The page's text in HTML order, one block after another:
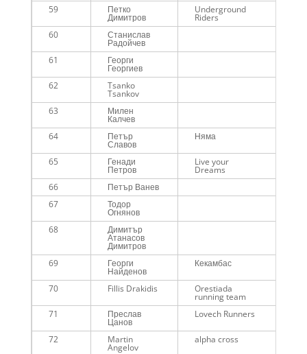
59 Петко
Димитров
Underground
Riders
60 Станислав
Радойчев
61 Георги
Георгиев
62 Tsanko
Tsankov
63
Милен
Калчев
64
Петър
Славов
Няма
65 Генади
Петров
Live your
Dreams
66 Петър Ванев
67
Тодор
Огнянов
68 Димитър
Атанасов
Димитров
69 Георги
Найденов
Кекамбас
70 Fillis Drakidis Orestiada
running team
71
Преслав
Цанов
Lovech Runners
72 Martin
Angelov
alpha cross